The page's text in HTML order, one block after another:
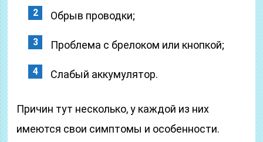
Обрыв проводки;
Проблема с брелоком или кнопкой;
Слабый аккумулятор.
Причин тут несколько, у каждой из них
имеются свои симптомы и особенности.